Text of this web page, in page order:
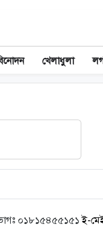
খেলাধুলা
০১৮১৫৪৫৫১৫১ই-